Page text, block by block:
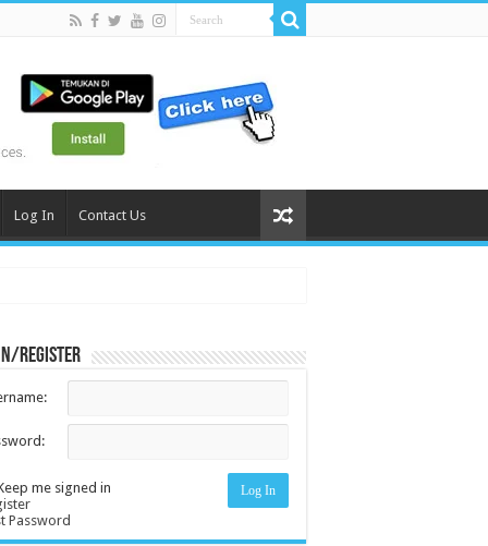
Log In Contact Us
register
me signed in Log In
Password